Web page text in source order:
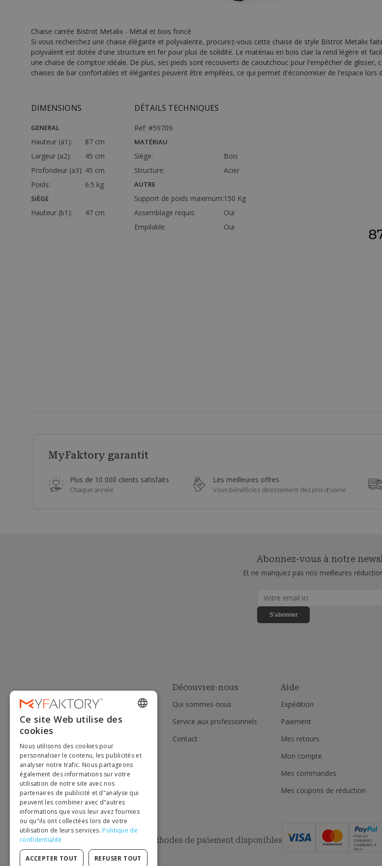
Chaise carrée Bistrot Metalix - Métal et bois foncé
Si vous recherchez une chaise élégante et polyvalente, procurez-vous cette chaise de style Bistrot Metalix
polyvalent est dotée d'une structure en fer pour plus de solidité. Le matériau en bois clair la rend légère et
une chaise de comptoir idéale. De plus, ses pieds sont recouverts de caoutchouc pour l'empêcher de
chaises de bar confortables et élégantes peuvent être empilées, ce qui permet d'économiser de l'espace lors
DIMENSIONS
GENERAL
Hauteur (a1):
87 cm
Largeur (a2):
45 cm
Profondeur (a3): 45 cm
Poids:
6.5 kg
SIÈGE
Hauteur (b1): 47 cm
DÉTAILS TECHNIQUES
Ref: #59709
MATÉRIAU
Siège:
Bois
Structure:
Acier
AUTRE
Support de poids maximum:150 Kg
Assemblage requis:
Oui
Empilable:
Oui
MyFaktory garantit
Plus de 10 000 clients satisfaits
Chaque année
Les meilleures offres
Vous bénéficiez directement des prix d'usine
Abonnez-vous à notre
Et ne manquez pas nos meilleures
S'abonner
Découvrez-nous
Qui sommes-nous
Service aux professionnels
Contact
Aide
Expédition
Paiement
Mes retours
Mon compte
Mes commandes
Mes coupons de réduction
Méthodes de paiement disponibles
POUR LES
COMMANDES
SUPÉRIEURES À
500 €
ENGLISH
DUTCH
GERMAN
PORTUGUESE
SPANISH
Ce site Web utilise des
cookies
Nous utilisons des cookies pour
personnaliser le contenu, les publicités et
analyser notre trafic. Nous partageons
également des informations sur votre
utilisation de notre site avec nos
partenaires de publicité et d"analyse qui
peuvent les combiner avec d"autres
informations que vous leur avez fournies
ou qu"ils ont collectées lors de votre
utilisation de leurs services. Politique de
confidentialité
ACCEPTER TOUT REFUSER TOUT